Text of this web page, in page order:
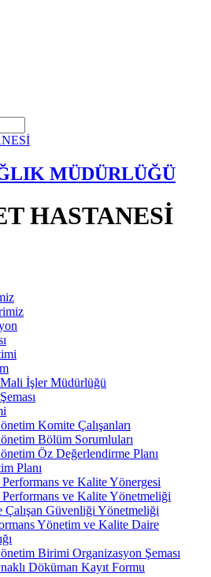
MÜDÜRLÜĞÜ
HASTANESİ
İşler Müdürlüğü
Komite Çalışanları
Bölüm Sorumluları
Öz Değerlendirme Planı
Planı
Performans ve Kalite Yönergesi
Performans ve Kalite Yönetmeliği
Çalışan Güvenliği Yönetmeliği
Yönetim ve Kalite Daire
Birimi Organizasyon Şeması
Döküman Kayıt Formu